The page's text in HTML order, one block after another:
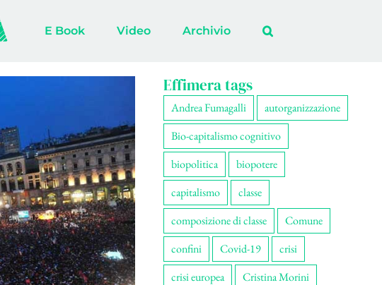
E Book Video Archivio
Effimera tags
Andrea Fumagalli
autorganizzazione
Bio-capitalismo cognitivo
biopolitica
biopotere
capitalismo
classe
composizione di classe
Comune
confini
Covid-19
crisi
crisi europea
Cristina Morini